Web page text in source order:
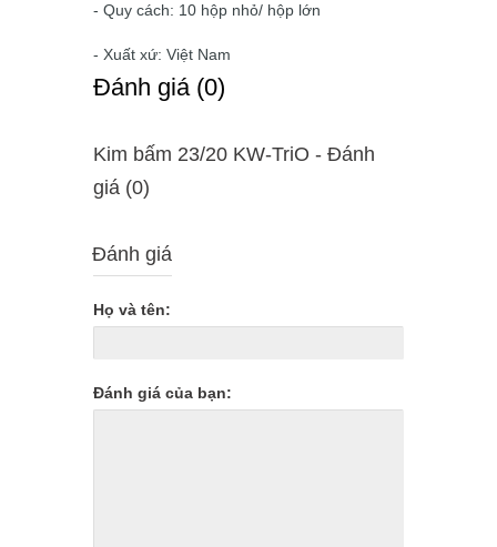
- Quy cách: 10 hộp nhỏ/ hộp lớn
- Xuất xứ: Việt Nam
Ðánh giá (0)
Kim bấm 23/20 KW-TriO - Ðánh
giá (0)
Đánh giá
Họ và tên:
Đánh giá của bạn: